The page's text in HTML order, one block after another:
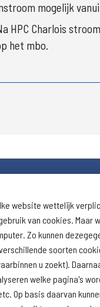
website wettelijk
van cookies. Maar
Zo kunnen
soorten
u zoekt).
welke pagina's
Op basis daarvan
mogelijk
HPC Charlois
het mbo.